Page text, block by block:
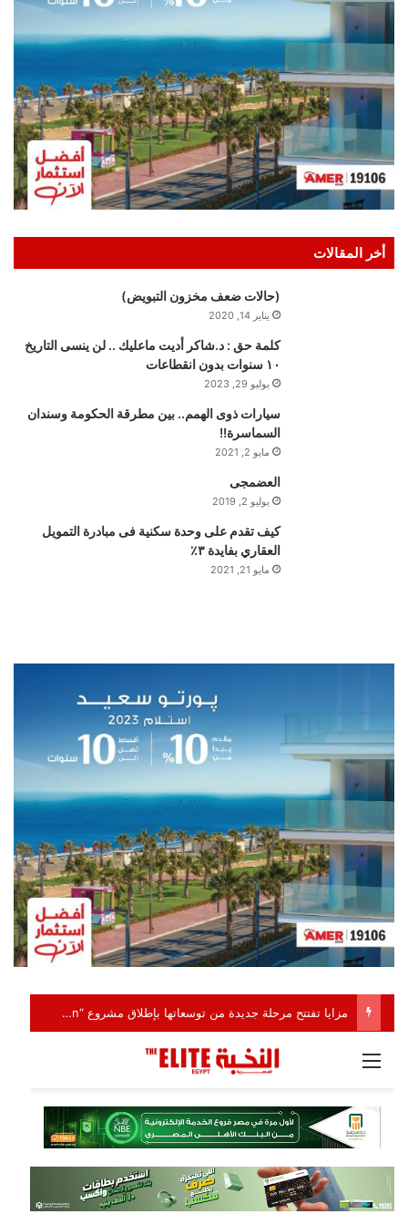
أخر المقالات
(حالات ضعف مخزون التبويض)
يناير 14, 2020
كلمة حق : د.شاكر أديت ماعليك .. لن ينسى التاريخ
١٠ سنوات بدون انقطاعات
يوليو 29, 2023
سيارات ذوى الهمم.. بين مطرقة الحكومة وسندان
السماسرة!!
مايو 2, 2021
العضمجى
يوليو 2, 2019
كيف تقدم على وحدة سكنية فى مبادرة التمويل
العقاري بفايدة ٣٪
مايو 21, 2021